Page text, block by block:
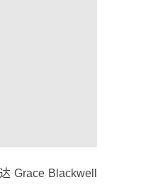
Grace Blackwell